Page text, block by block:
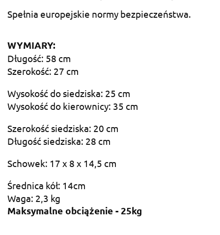
Spełnia europejskie normy bezpieczeństwa.
WYMIARY:
Długość: 58 cm
Szerokość: 27 cm
Wysokość do siedziska: 25 cm
Wysokość do kierownicy: 35 cm
Szerokość siedziska: 20 cm
Długość siedziska: 28 cm
Schowek: 17 x 8 x 14,5 cm
Średnica kół: 14cm
Waga: 2,3 kg
Maksymalne obciążenie - 25kg